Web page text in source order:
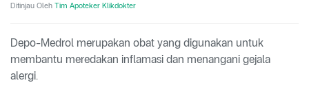
Ditinjau Oleh Tim Apoteker Klikdokter
Depo-Medrol merupakan obat yang digunakan untuk
membantu meredakan inflamasi dan menangani gejala
alergi.